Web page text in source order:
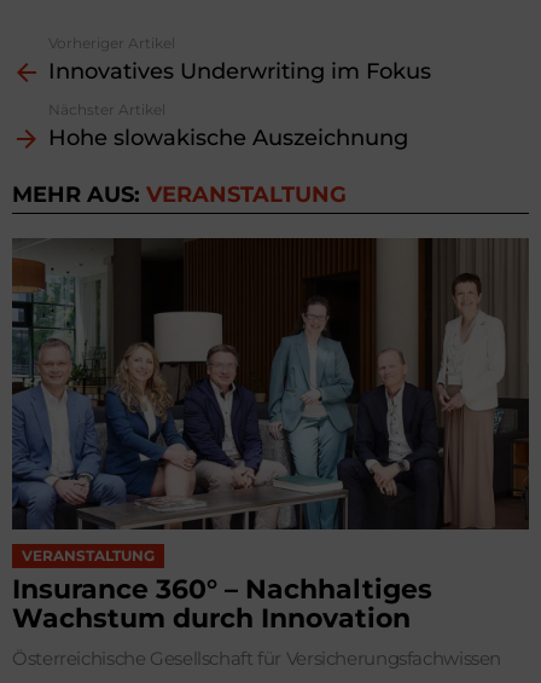
more
Vorheriger Artikel
Innovatives Underwriting im Fokus
Nächster Artikel
Hohe slowakische Auszeichnung
MEHR AUS: VERANSTALTUNG
VERANSTALTUNG
Insurance 360° – Nachhaltiges
Wachstum durch Innovation
Österreichische Gesellschaft für Versicherungsfachwissen